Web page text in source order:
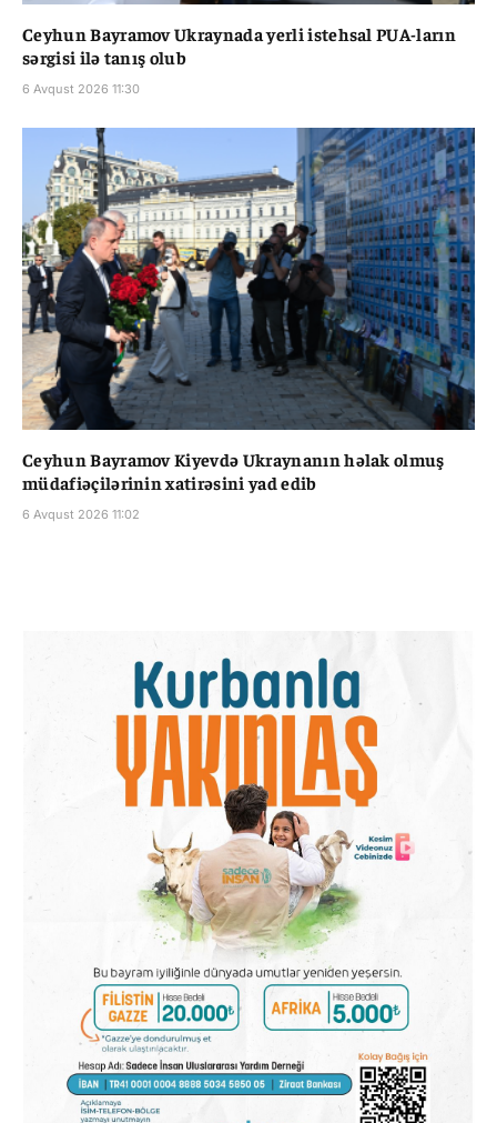
Ceyhun Bayramov Ukraynada yerli istehsal PUA-ların
sərgisi ilə tanış olub
6 Avqust 2026 11:30
Ceyhun Bayramov Kiyevdə Ukraynanın həlak olmuş
müdafiəçilərinin xatirəsini yad edib
6 Avqust 2026 11:02